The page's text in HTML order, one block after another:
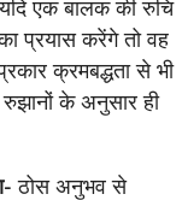
यदि एक बालक की रुचि
प्रयास करेंगे तो वह
क्रमबद्धता से भी
रुझानों के अनुसार ही
ठोस अनुभव से